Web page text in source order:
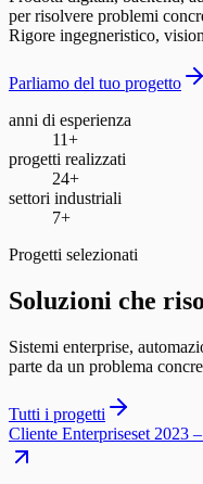
per risolvere problemi
Rigore ingegneristico,
Parliamo del tuo progetto
anni di esperienza
11+
progetti realizzati
24+
settori industriali
7+
Progetti selezionati
Soluzioni che
Sistemi enterprise,
parte da un problema
Tutti i progetti
Cliente Enterpriseset 2023